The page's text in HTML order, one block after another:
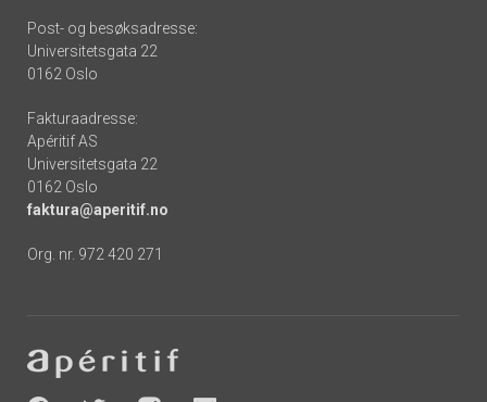
Post- og besøksadresse:
Universitetsgata 22
0162 Oslo
Fakturaadresse:
Apéritif AS
Universitetsgata 22
0162 Oslo
faktura@aperitif.no
Org. nr. 972 420 271
-